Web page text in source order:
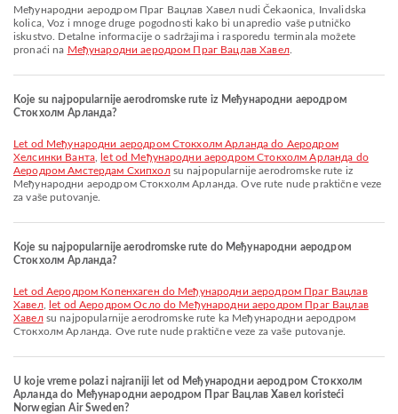
Међународни аеродром Праг Вацлав Хавел nudi Čekaonica, Invalidska
kolica, Voz i mnoge druge pogodnosti kako bi unapredio vaše putničko
iskustvo. Detalne informacije o sadržajima i rasporedu terminala možete
pronaći na Међународни аеродром Праг Вацлав Хавел.
Koje su najpopularnije aerodromske rute iz Међународни аеродром
Стокхолм Арланда?
let od Међународни аеродром Стокхолм Арланда do Аеродром
Хелсинки Ванта,
let od Међународни аеродром Стокхолм Арланда do
Aеродром Амстердам Схипхолsu najpopularnije aerodromske rute iz
Међународни аеродром Стокхолм Арланда. Ove rute nude praktične veze
za vaše putovanje.
Koje su najpopularnije aerodromske rute do Међународни аеродром
Стокхолм Арланда?
let od Аеродром Копенхаген do Међународни аеродром Праг Вацлав
Хавел,
let od Aеродром Осло do Међународни аеродром Праг Вацлав
Хавелsu najpopularnije aerodromske rute ka Међународни аеродром
Стокхолм Арланда. Ove rute nude praktične veze za vaše putovanje.
U koje vreme polazi najraniji let od Међународни аеродром Стокхолм
Арланда do Међународни аеродром Праг Вацлав Хавел koristeći
Norwegian Air Sweden?